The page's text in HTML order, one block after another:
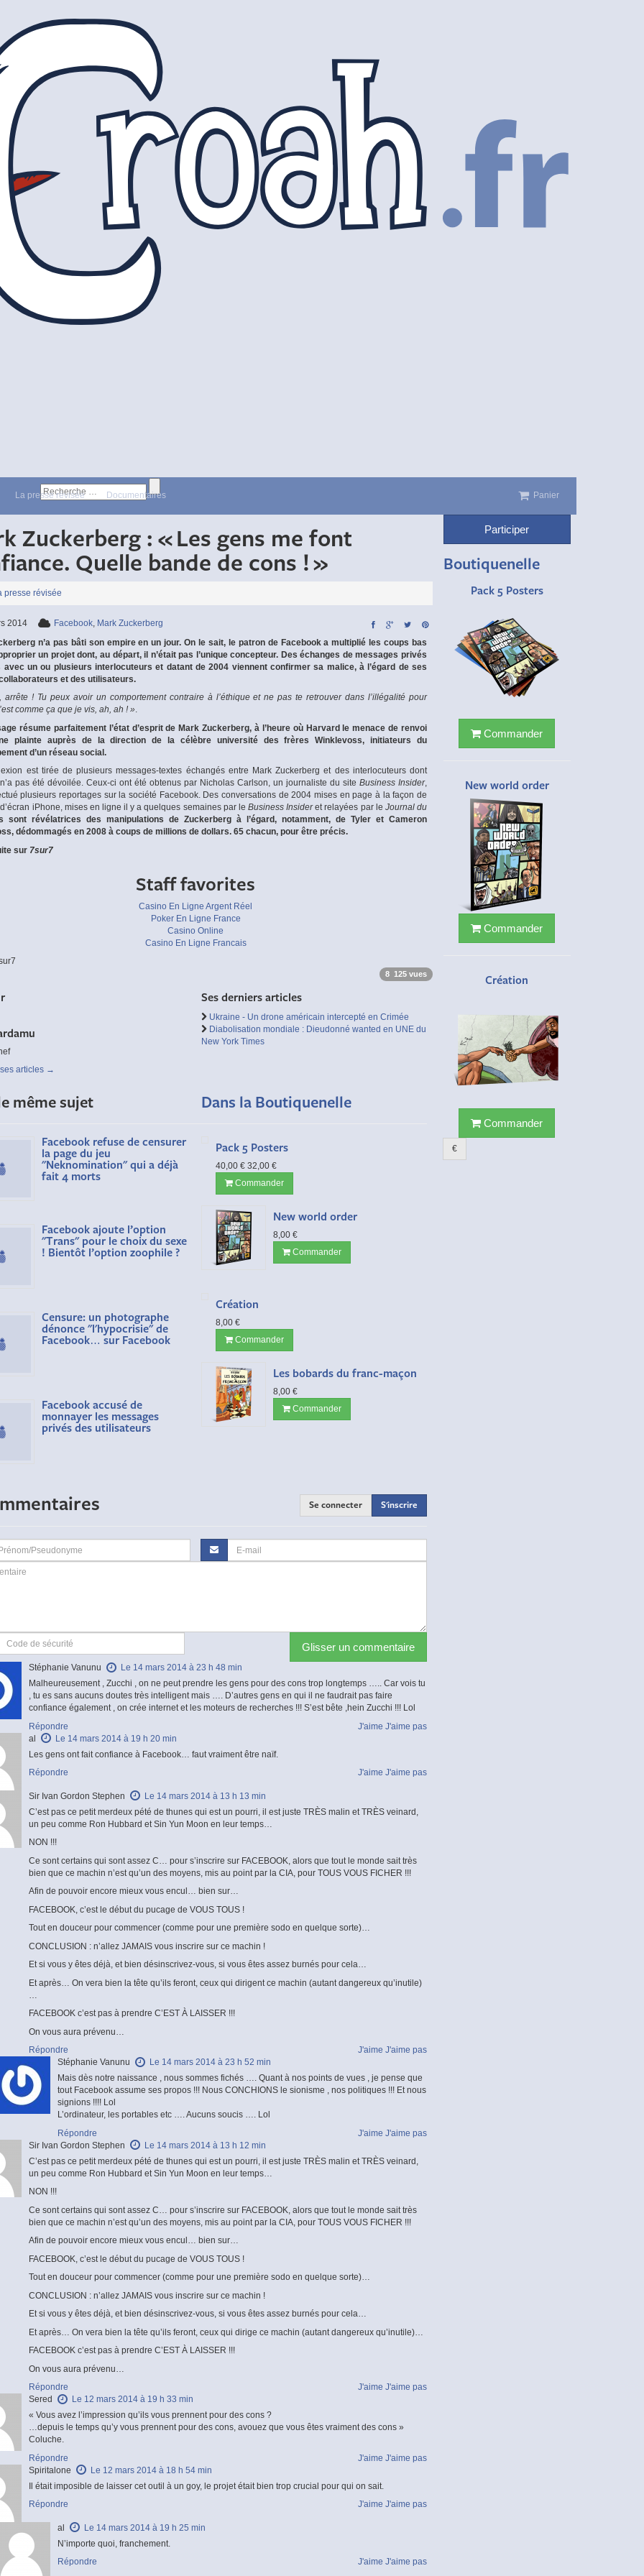
La presse révisée Documentaires Panier
Zuckerberg : « Les gens me font
Quelle bande de cons ! »
presse révisée
2014 Facebook, Mark Zuckerberg
n’a pas bâti son empire en un jour. On le sait, le patron de Facebook a multiplié les coups bas
un projet dont, au départ, il n’était pas l’unique concepteur. Des échanges de messages privés
avec un ou plusieurs interlocuteurs et datant de 2004 viennent confirmer sa malice, à l’égard de ses
et des utilisateurs.
arrête ! Tu peux avoir un comportement contraire à l’éthique et ne pas te retrouver dans l’illégalité pour
comme ça que je vis, ah, ah ! ».
résume parfaitement l’état d’esprit de Mark Zuckerberg, à l’heure où Harvard le menace de renvoi
plainte auprès de la direction de la célèbre université des frères Winklevoss, initiateurs du
d’un réseau social.
est tirée de plusieurs messages-textes échangés entre Mark Zuckerberg et des interlocuteurs dont
n’a pas été dévoilée. Ceux-ci ont été obtenus par Nicholas Carlson, un journaliste du siteBusiness Insider,
plusieurs reportages sur la société Facebook. Des conversations de 2004 mises en page à la façon de
iPhone, mises en ligne il y a quelques semaines par leBusiness Insideret relayées par le Journal du
sont révélatrices des manipulations de Zuckerberg à l’égard, notamment, de Tyler et Cameron
dédommagés en 2008 à coups de millions de dollars. 65 chacun, pour être précis.
sur 7sur7
Staff favorites
Casino En Ligne Argent Réel
Poker En Ligne France
Casino Online
Casino En Ligne Francais
8 125 vues
Ses derniers articles
articles →
Ukraine - Un drone américain intercepté en Crimée
Diabolisation mondiale : Dieudonné wanted en UNE du
New York Times
même sujet
Facebook refuse de censurer
la page du jeu
"Neknomination" qui a déjà
fait 4 morts
Facebook ajoute l’option
"Trans" pour le choix du sexe
! Bientôt l’option zoophile ?
Censure: un photographe
dénonce "l'hypocrisie" de
Facebook… sur Facebook
Facebook accusé de
monnayer les messages
privés des utilisateurs
Dans la Boutiquenelle
Pack 5 Posters
40,00 € 32,00 €
Commander
New world order
8,00 €
Commander
Création
8,00 €
Commander
Les bobards du franc-maçon
8,00 €
Commander
Se connecter S'inscrire
Glisser un commentaire
Stéphanie Vanunu
Le 14 mars 2014 à 23 h 48 min
Malheureusement , Zucchi , on ne peut prendre les gens pour des cons trop longtemps ….. Car vois tu
, tu es sans aucuns doutes très intelligent mais …. D’autres gens en qui il ne faudrait pas faire
confiance également , on crée internet et les moteurs de recherches !!! S’est bête ,hein Zucchi !!! Lol
J'aime J'aime pas
Répondre
al
Le 14 mars 2014 à 19 h 20 min
Les gens ont fait confiance à Facebook… faut vraiment être naïf.
J'aime J'aime pas
Répondre
Sir Ivan Gordon Stephen
Le 14 mars 2014 à 13 h 13 min
C’est pas ce petit merdeux pété de thunes qui est un pourri, il est juste TRÈS malin et TRÈS veinard,
un peu comme Ron Hubbard et Sin Yun Moon en leur temps…
NON !!!
Ce sont certains qui sont assez C… pour s’inscrire sur FACEBOOK, alors que tout le monde sait très
bien que ce machin n’est qu’un des moyens, mis au point par la CIA, pour TOUS VOUS FICHER !!!
Afin de pouvoir encore mieux vous encul… bien sur…
FACEBOOK, c’est le début du pucage de VOUS TOUS !
Tout en douceur pour commencer (comme pour une première sodo en quelque sorte)…
CONCLUSION : n’allez JAMAIS vous inscrire sur ce machin !
Et si vous y êtes déjà, et bien désinscrivez-vous, si vous êtes assez burnés pour cela…
Et après… On vera bien la tête qu’ils feront, ceux qui dirigent ce machin (autant dangereux qu’inutile)
FACEBOOK c’est pas à prendre C’EST À LAISSER !!!
On vous aura prévenu…
J'aime J'aime pas
Répondre
Stéphanie Vanunu
Le 14 mars 2014 à 23 h 52 min
Mais dès notre naissance , nous sommes fichés …. Quant à nos points de vues , je pense que
tout Facebook assume ses propos !!! Nous CONCHIONS le sionisme , nos politiques !!! Et nous
signions !!!! Lol
L’ordinateur, les portables etc …. Aucuns soucis …. Lol
J'aime J'aime pas
Répondre
Sir Ivan Gordon Stephen
Le 14 mars 2014 à 13 h 12 min
C’est pas ce petit merdeux pété de thunes qui est un pourri, il est juste TRÈS malin et TRÈS veinard,
un peu comme Ron Hubbard et Sin Yun Moon en leur temps…
NON !!!
Ce sont certains qui sont assez C… pour s’inscrire sur FACEBOOK, alors que tout le monde sait très
bien que ce machin n’est qu’un des moyens, mis au point par la CIA, pour TOUS VOUS FICHER !!!
Afin de pouvoir encore mieux vous encul… bien sur…
FACEBOOK, c’est le début du pucage de VOUS TOUS !
Tout en douceur pour commencer (comme pour une première sodo en quelque sorte)…
CONCLUSION : n’allez JAMAIS vous inscrire sur ce machin !
Et si vous y êtes déjà, et bien désinscrivez-vous, si vous êtes assez burnés pour cela…
Et après… On vera bien la tête qu’ils feront, ceux qui dirige ce machin (autant dangereux qu’inutile)…
FACEBOOK c’est pas à prendre C’EST À LAISSER !!!
On vous aura prévenu…
J'aime J'aime pas
Répondre
Sered
Le 12 mars 2014 à 19 h 33 min
« Vous avez l’impression qu’ils vous prennent pour des cons ?
…depuis le temps qu’y vous prennent pour des cons, avouez que vous êtes vraiment des cons »
Coluche.
J'aime J'aime pas
Répondre
Spiritalone
Le 12 mars 2014 à 18 h 54 min
Il était imposible de laisser cet outil à un goy, le projet était bien trop crucial pour qui on sait.
J'aime J'aime pas
Répondre
al
Le 14 mars 2014 à 19 h 25 min
N’importe quoi, franchement.
J'aime J'aime pas
Répondre
Participer
Boutiquenelle
Pack 5 Posters
Commander
New world order
Commander
Création
Commander
€